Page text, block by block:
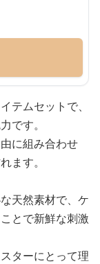
テムセットで、
です。
に組み合わせ
ます。
天然素材で、ケ
とで新鮮な刺激
ターにとって理